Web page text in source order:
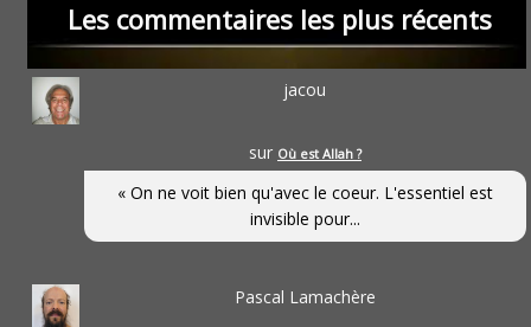
Les commentaires les plus récents
jacou
sur Où est Allah ?
« On ne voit bien qu'avec le coeur. L'essentiel est
invisible pour...
Pascal Lamachère